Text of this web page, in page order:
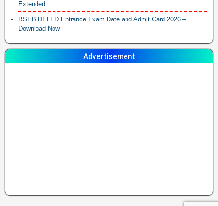
Extended
BSEB DELED Entrance Exam Date and Admit Card 2026 –
Download Now
Advertisement